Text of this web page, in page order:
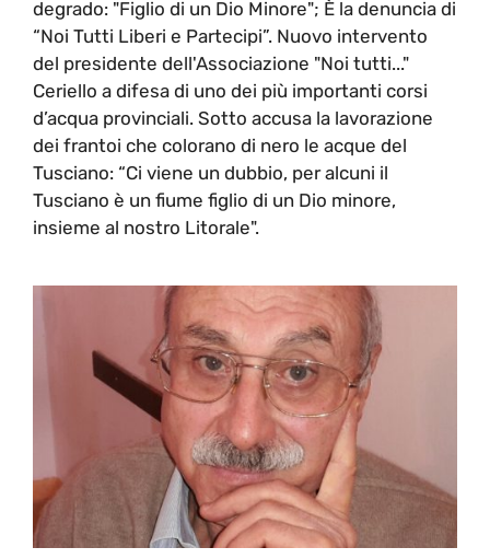
degrado: "Figlio di un Dio Minore"; È la denuncia di
“Noi Tutti Liberi e Partecipi”. Nuovo intervento
del presidente dell'Associazione "Noi tutti..."
Ceriello a difesa di uno dei più importanti corsi
d’acqua provinciali. Sotto accusa la lavorazione
dei frantoi che colorano di nero le acque del
Tusciano: “Ci viene un dubbio, per alcuni il
Tusciano è un fiume figlio di un Dio minore,
insieme al nostro Litorale".